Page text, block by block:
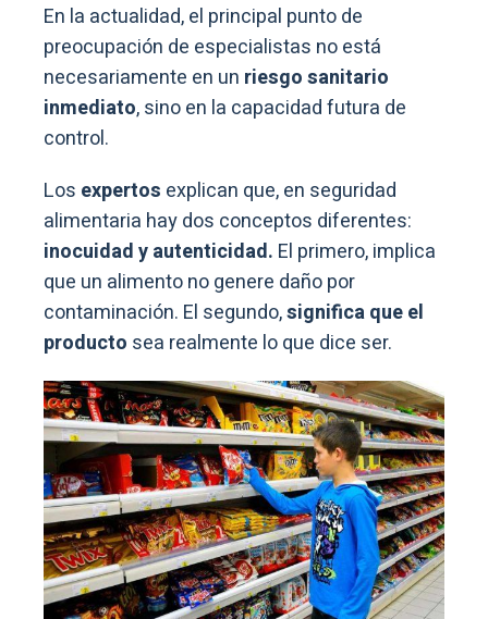
En la actualidad, el principal punto de
preocupación de especialistas no está
necesariamente en un riesgo sanitario
inmediato, sino en la capacidad futura de
control.
Los expertos explican que, en seguridad
alimentaria hay dos conceptos diferentes:
inocuidad y autenticidad. El primero, implica
que un alimento no genere daño por
contaminación. El segundo,significa que el
producto sea realmente lo que dice ser.